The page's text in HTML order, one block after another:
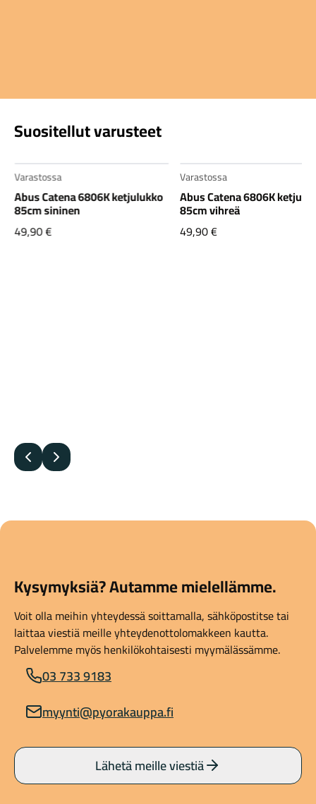
Suositellut varusteet
Varastossa
Abus Catena 6806K ketjulukko
85cm vihreä
49,90€
Edellinen
Seuraava
Kysymyksiä? Autamme mielellämme.
Voit olla meihin yhteydessä soittamalla, sähköpostitse tai
laittaa viestiä meille yhteydenottolomakkeen kautta.
Palvelemme myös henkilökohtaisesti myymälässämme.
03 733 9183
myynti@pyorakauppa.fi
Lähetä meille viestiä